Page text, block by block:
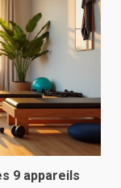
9 appareils